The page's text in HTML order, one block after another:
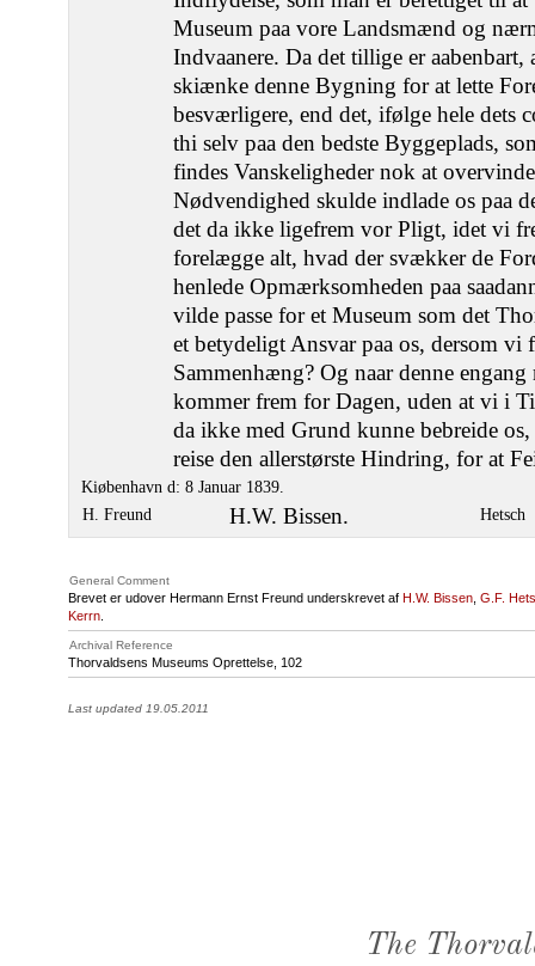
Museum paa vore Landsmænd og
Indvaanere. Da det tillige er
skiænke denne Bygning for at lette
besværligere, end det, ifølge hele dets
thi selv paa den bedste Byggeplads,
findes Vanskeligheder nok at
Nødvendighed skulde indlade os paa
det da ikke ligefrem vor Pligt, idet vi
forelægge alt, hvad der svækker de
henlede Opmærksomheden paa
vilde passe for et Museum som det
et betydeligt Ansvar paa os, dersom vi
Sammenhæng? Og naar denne
kommer frem for Dagen, uden at vi i
da ikke med Grund kunne bebreide
reise den allerstørste Hindring, for at
Kiøbenhavn d: 8 Januar 1839.
H. Freund
H.W. Bissen. Hetsch
General Comment
Brevet er udover Hermann Ernst Freund underskrevet af H.W. Bissen G.F.
Kerrn
Archival Reference
Thorvaldsens Museums Oprettelse, 102
Last updated 19.05.2011
The